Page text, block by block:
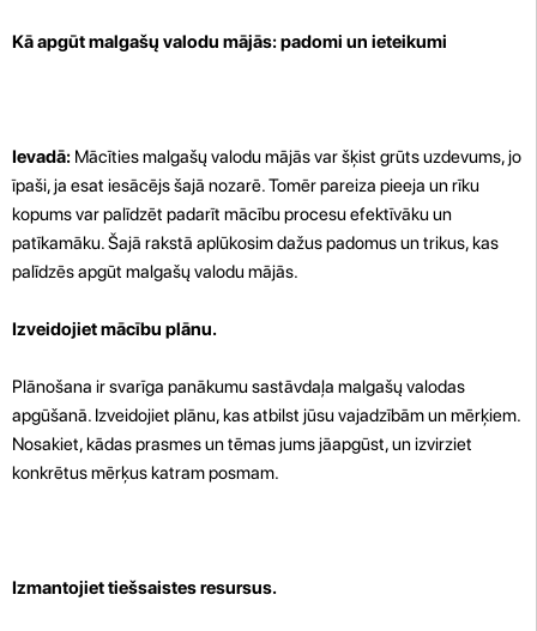
Kā apgūt malgašų valodu mājās: padomi un ieteikumi
Ievadā: Mācīties malgašų valodu mājās var šķist grūts uzdevums, jo
īpaši, ja esat iesācējs šajā nozarē. Tomēr pareiza pieeja un rīku
kopums var palīdzēt padarīt mācību procesu efektīvāku un
patīkamāku. Šajā rakstā aplūkosim dažus padomus un trikus, kas
palīdzēs apgūt malgašų valodu mājās.
Izveidojiet mācību plānu.
Plānošana ir svarīga panākumu sastāvdaļa malgašų valodas
apgūšanā. Izveidojiet plānu, kas atbilst jūsu vajadzībām un mērķiem.
Nosakiet, kādas prasmes un tēmas jums jāapgūst, un izvirziet
konkrētus mērķus katram posmam.
Izmantojiet tiešsaistes resursus.